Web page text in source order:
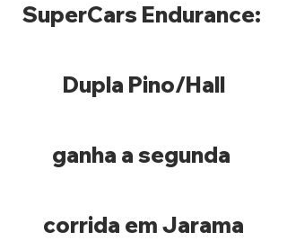
SuperCars Endurance:
Dupla Pino/Hall
ganha a segunda
corrida em Jarama